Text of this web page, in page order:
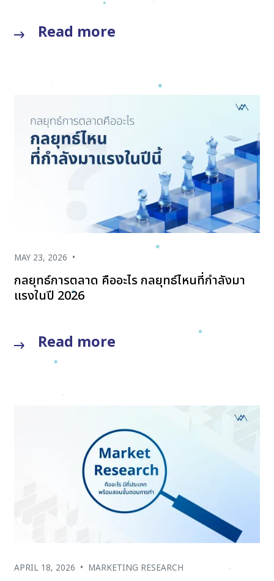
Read more
MAY 23, 2026 •
กลยุทธ์การตลาด คืออะไร กลยุทธ์ไหนที่กำลังมา
แรงในปี 2026
Read more
APRIL 18, 2026 • MARKETING RESEARCH